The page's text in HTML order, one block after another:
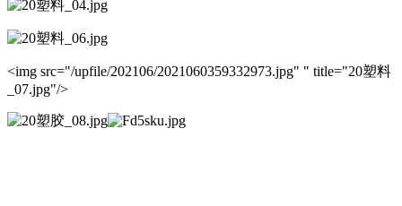
<img src="/upfile/202106/2021060359332973.jpg" " title="20塑料
_07.jpg"/>